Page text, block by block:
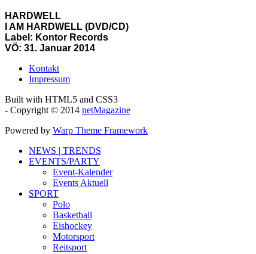
HARDWELL
I AM HARDWELL (DVD/CD)
Label: Kontor Records
VÖ: 31. Januar 2014
Kontakt
Impressum
Built with HTML5 and CSS3
- Copyright © 2014 netMagazine
Powered by Warp Theme Framework
NEWS | TRENDS
EVENTS/PARTY
Event-Kalender
Events Aktuell
SPORT
Polo
Basketball
Eishockey
Motorsport
Reitsport